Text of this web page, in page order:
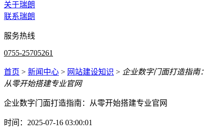
关于瑞朗
联系瑞朗
服务热线
0755-25705261
首页 > 新闻中心 > 网站建设知识 > 企业数字门面打造指南：
从零开始搭建专业官网
企业数字门面打造指南：从零开始搭建专业官网
时间：2025-07-16 03:00:01